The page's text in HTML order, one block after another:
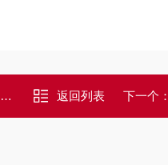
返回列表 下一个：